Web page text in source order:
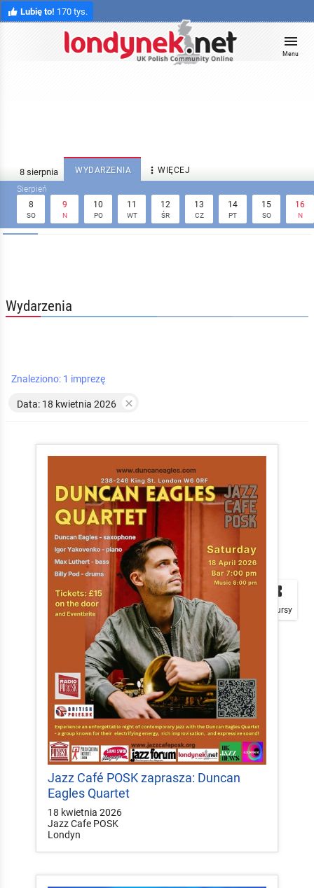
Lubię to! 170 tys.
Menu
WYDARZENIA  WIĘCEJ
8
SO
9
N
10
PO
11
WT
12
ŚR
13
CZ
14
PT
15
SO
16
N
Wydarzenia

Plakaty

Mapa
local_play
Konkursy
Znaleziono: 1 imprezę
Data: 18 kwietnia 2026 
Jazz Café POSK zaprasza: Duncan
Eagles Quartet
18 kwietnia 2026
Jazz Cafe POSK
Londyn